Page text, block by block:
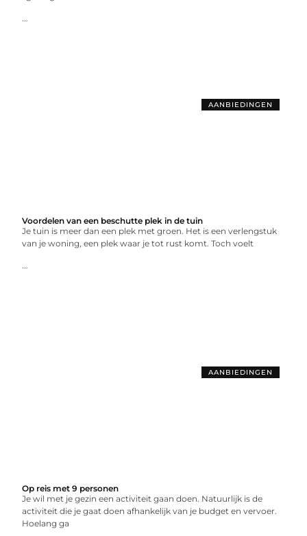
...
AANBIEDINGEN
Voordelen van een beschutte plek in de tuin
Je tuin is meer dan een plek met groen. Het is een verlengstuk
van je woning, een plek waar je tot rust komt. Toch voelt
...
AANBIEDINGEN
Op reis met 9 personen
Je wil met je gezin een activiteit gaan doen. Natuurlijk is de
activiteit die je gaat doen afhankelijk van je budget en vervoer.
Hoelang ga